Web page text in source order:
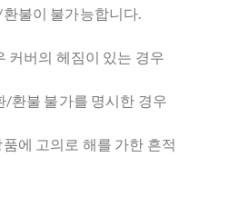
불이 불가능합니다.
커버의 헤짐이 있는 경우
/환불 불가를 명시한 경우
에 고의로 해를 가한 흔적